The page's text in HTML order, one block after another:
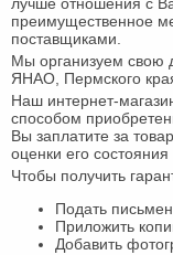
прихожей
Комоды
Офисная
мебель
Столы
под
компьютер
Мебель
для
ванной
Мебель
трансформер
Матрасы
преимущественное
поставщиками.
Мы организуем свою
ЯНАО, Пермского
Наш интернет-
способом
Вы заплатите за
оценки его состояния
Чтобы получить
Подать
Приложить
Добавить